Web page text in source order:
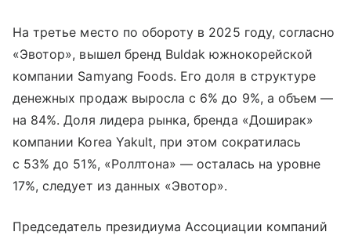
На третье место по обороту в 2025 году, согласно
«Эвотор», вышел бренд Buldak южнокорейской
компании Samyang Foods. Его доля в структуре
денежных продаж выросла с 6% до 9%, а объем —
на 84%. Доля лидера рынка, бренда «Доширак»
компании Korea Yakult, при этом сократилась
с 53% до 51%, «Роллтона» — осталась на уровне
17%, следует из данных «Эвотор».
Председатель президиума Ассоциации компаний